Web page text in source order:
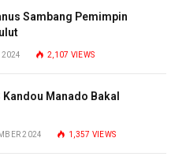
Sambang Pemimpin
2024 2,107 VIEWS
Kandou Manado Bakal
2024 1,357 VIEWS